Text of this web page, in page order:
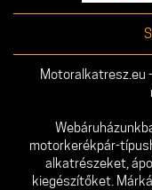
Motoralkatresz.eu
motorkerékpár-
alkatrészeket,
kiegészítőket.